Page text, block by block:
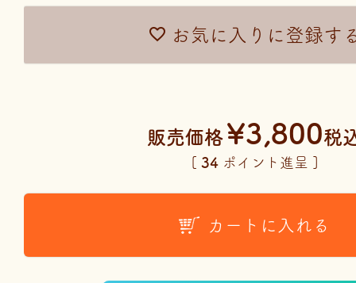
お気に入りに登録す
カートに入れる
販売価格 ¥3,800税
[ 34 ポイント進呈 ]